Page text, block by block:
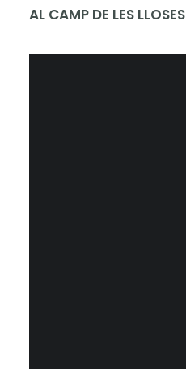
AL CAMP DE LES LLOSES